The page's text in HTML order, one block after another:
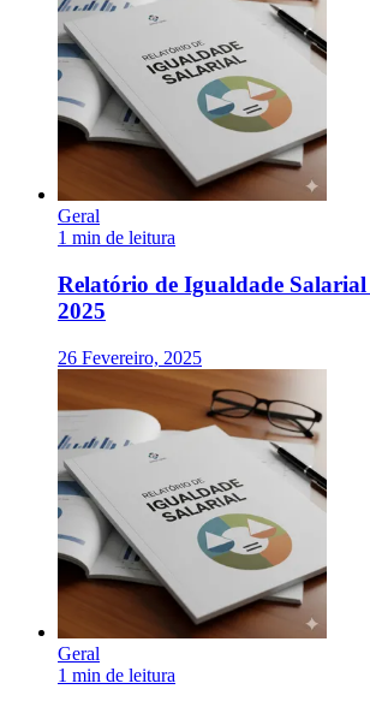
Geral
1 min de leitura
Relatório de Igualdade Salarial
2025
26 Fevereiro, 2025
Geral
1 min de leitura